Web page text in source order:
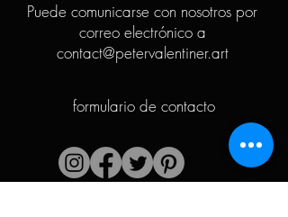
Puede comunicarse con nosotros por
correo electrónico a
contact@petervalentiner.art
formulario de contacto